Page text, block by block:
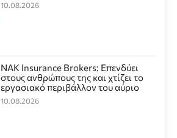
10.08.2026
NAK Insurance Brokers: Επενδύει
στους ανθρώπους της και χτίζει το
εργασιακό περιβάλλον του αύριο
10.08.2026